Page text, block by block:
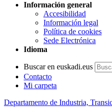
Información general
Accesibilidad
Información legal
Política de cookies
Sede Electrónica
Idioma
Buscar en euskadi.eus
Contacto
Mi carpeta
Departamento de Industria,